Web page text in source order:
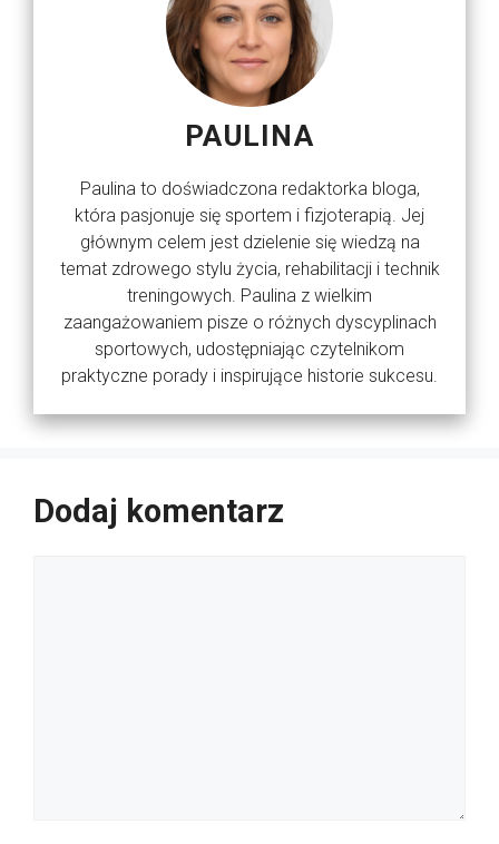
PAULINA
Paulina to doświadczona redaktorka bloga,
która pasjonuje się sportem i fizjoterapią. Jej
głównym celem jest dzielenie się wiedzą na
temat zdrowego stylu życia, rehabilitacji i technik
treningowych. Paulina z wielkim
zaangażowaniem pisze o różnych dyscyplinach
sportowych, udostępniając czytelnikom
praktyczne porady i inspirujące historie sukcesu.
Dodaj komentarz